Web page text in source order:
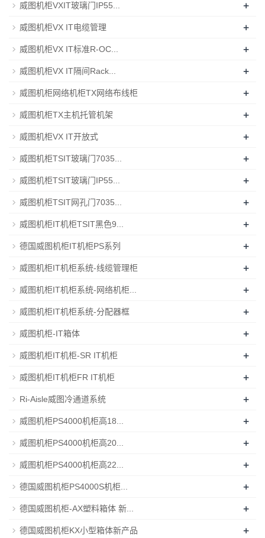
威图机柜VXIT玻璃门IP55... +
威图机柜VX IT电缆管理 +
威图机柜VX IT标准R-OC... +
威图机柜VX IT隔间Rack... +
威图机柜网络机柜TX网络布线柜 +
威图机柜TX主机托管机架 +
威图机柜VX IT开放式 +
威图机柜TSIT玻璃门7035... +
威图机柜TSIT玻璃门IP55... +
威图机柜TSIT网孔门7035... +
威图机柜IT机柜TSIT黑色9... +
德国威图机柜IT机柜PS系列 +
威图机柜IT机柜系统-线缆管理柜 +
威图机柜IT机柜系统-网络机柜... +
威图机柜IT机柜系统-分配器框 +
威图机柜-IT箱体 +
威图机柜IT机柜-SR IT机柜 +
威图机柜IT机柜FR IT机柜 +
Ri-Aisle威图冷通道系统 +
威图机柜PS4000机柜高18... +
威图机柜PS4000机柜高20... +
威图机柜PS4000机柜高22... +
德国威图机柜PS4000S机柜... +
德国威图机柜-AX塑料箱体 新... +
德国威图机柜KX小型箱体新产品 +